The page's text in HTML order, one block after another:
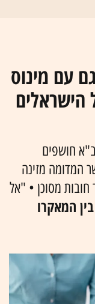
עם מינוס
הישראלים
חושפים
המדומה מזינה
מסוכן • "אל
בין המאקרו